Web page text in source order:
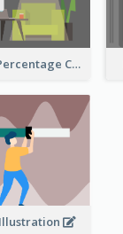
Human Body Percentage Comparison